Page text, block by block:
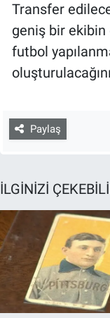
Transfer
geniş bir ekibin
futbol
Paylaş